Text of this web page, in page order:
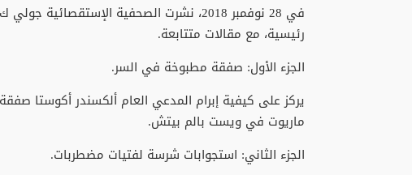
في 28 نوفمبر 2018، نشرت الصحفية
رئيسية، مع مقالات متتابعة.
الجزء الأول: صفقة مطبوخة في السر.
يركز على كيفية إبرام المدعي العام ألكسندر أكوستا
ماريوت في ويست بالم بيتش.
الجزء الثاني: استجوابات شرسة لفتيات مضطربات.